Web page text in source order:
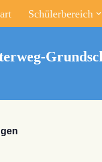
Schülerbereich